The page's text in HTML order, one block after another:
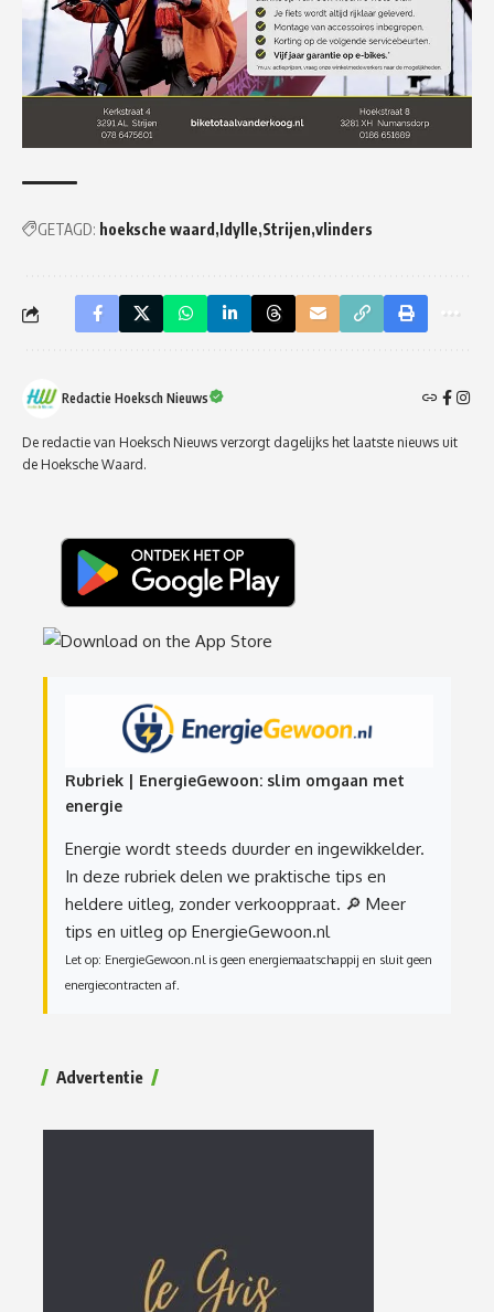
GETAGD: hoeksche waard Idylle Strijen vlinders
Redactie Hoeksch Nieuws
De redactie van Hoeksch Nieuws verzorgt dagelijks het laatste nieuws uit
de Hoeksche Waard.
Rubriek | EnergieGewoon: slim omgaan met
energie
Energie wordt steeds duurder en ingewikkelder.
In deze rubriek delen we praktische tips en
heldere uitleg, zonder verkooppraat. 🔎 Meer
tips en uitleg op EnergieGewoon.nl
Let op: EnergieGewoon.nl is geen energiemaatschappij en sluit geen
energiecontracten af.
Advertentie